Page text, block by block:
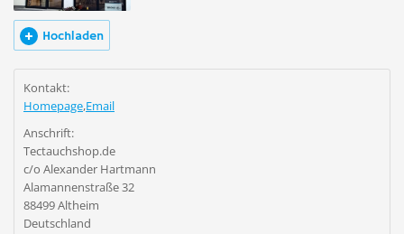
Hochladen
Kontakt:
Homepage,Email
Anschrift:
Tectauchshop.de
c/o Alexander Hartmann
Alamannenstraße 32
88499 Altheim
Deutschland